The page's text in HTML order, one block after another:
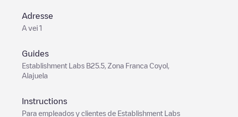
Adresse
A vei 1
Guides
Establishment Labs B25.5, Zona Franca Coyol,
Alajuela
Instructions
Para empleados y clientes de Establishment Labs